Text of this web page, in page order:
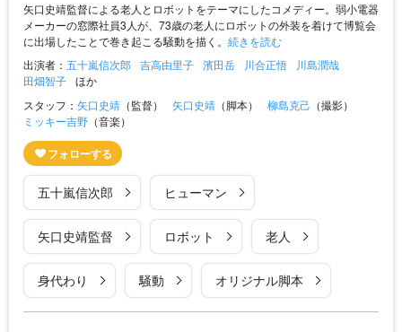
矢口史靖監督による老人とロボットをテーマにしたコメディー。弱小電器
メーカーの窓際社員3人が、73歳の老人にロボットの外装を着けて博覧会
に出場したことで巻き起こる騒動を描く。 続きを読む
出演者： 五十嵐信次郎 吉高由里子 濱田岳 川合正悟
川島潤哉
田畑智子 ほか
スタッフ： 矢口史靖 （監督） 矢口史靖 （脚本） 柳島克己 （撮影）
ミッキー吉野 （音楽）
五十嵐信次郎 ヒューマン
矢口史靖監督 ロボット 老人
身代わり 騒動 オリジナル脚本